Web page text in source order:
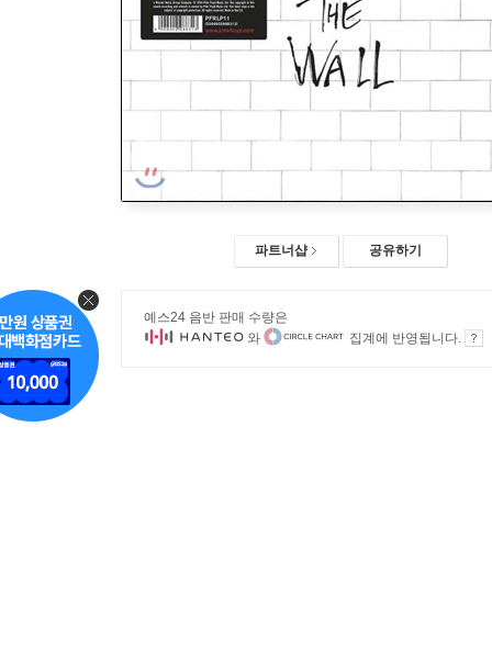
파트너샵 공유하기
예스24 음반 판매 수량은
와
집계에 반영됩니다.